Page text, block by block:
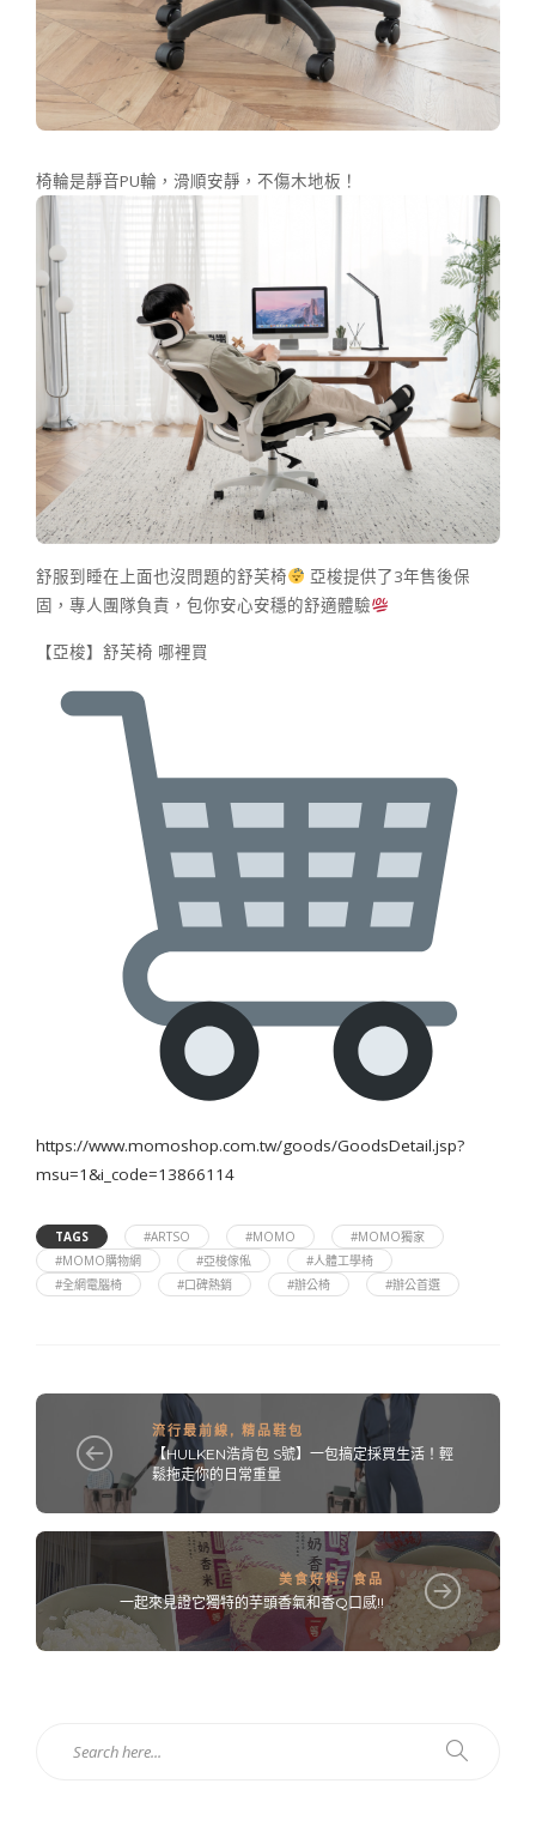
椅輪是靜音PU輪，滑順安靜，不傷木地板！
舒服到睡在上面也沒問題的舒芙椅
亞梭提供了3年售後保
固，專人團隊負責，包你安心安穩的舒適體驗
【亞梭】舒芙椅 哪裡買
https://www.momoshop.com.tw/goods/GoodsDetail.jsp?
msu=1&i_code=13866114
TAGS #ARTSO #MOMO
#MOMO獨家
#MOMO購物網
#亞梭傢俬
#人體工學椅
#全網電腦椅
#口碑熱銷 #辦公椅 #辦公首選
流行最前線 , 精品鞋包
【HULKEN浩肯包 S號】一包搞定採買生活！輕
鬆拖走你的日常重量
美食好料,食品
一起來見證它獨特的芋頭香氣和香Q口感!!